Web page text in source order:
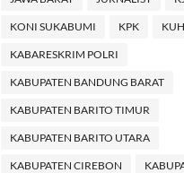
KONI SUKABUMI KPK
KABARESKRIM POLRI
KABUPATEN BANDUNG BARAT
KABUPATEN BARITO TIMUR
KABUPATEN BARITO UTARA
KABUPATEN CIREBON